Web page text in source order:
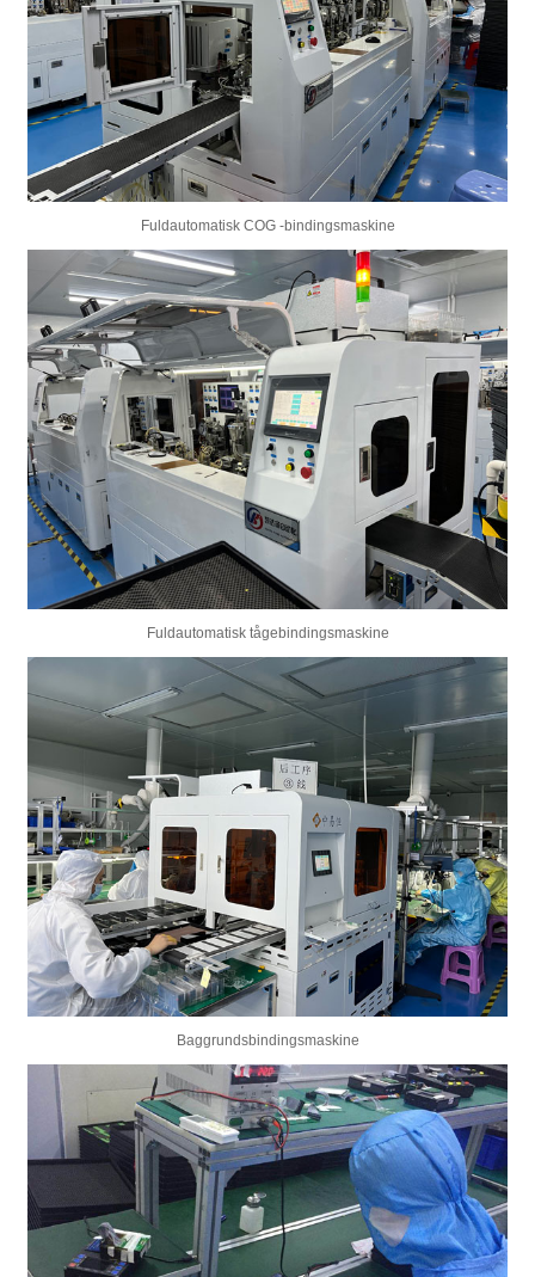
Fuldautomatisk COG -bindingsmaskine
Fuldautomatisk tågebindingsmaskine
Baggrundsbindingsmaskine